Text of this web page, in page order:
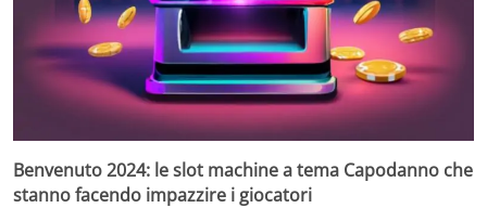
Benvenuto 2024: le slot machine a tema Capodanno che
stanno facendo impazzire i giocatori